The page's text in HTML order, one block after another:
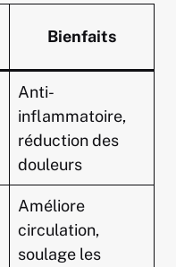
Bienfaits
Anti-
inflammatoire,
réduction des
douleurs
Améliore
circulation,
soulage les